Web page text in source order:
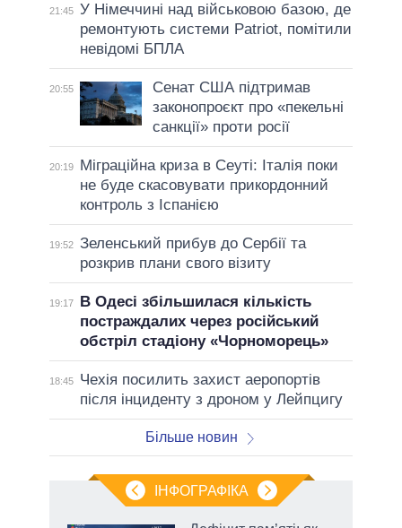
21:45 У Німеччині над військовою базою, де
ремонтують системи Patriot, помітили
невідомі БПЛА
20:55
Сенат США підтримав
законопроєкт про «пекельні
санкції» проти росії
20:19
Міграційна криза в Сеуті: Італія поки
не буде скасовувати прикордонний
контроль з Іспанією
19:52 Зеленський прибув до Сербії та
розкрив плани свого візиту
19:17
В Одесі збільшилася кількість
постраждалих через російський
обстріл стадіону «Чорноморець»
18:45
Чехія посилить захист аеропортів
після інциденту з дроном у Лейпцигу
Більше новин
ІНФОГРАФІКА